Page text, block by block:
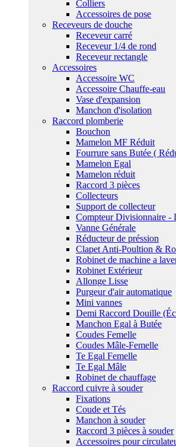
Colliers
Accessoires de pose
Receveurs de douche
Receveur carré
Receveur 1/4 de rond
Receveur rectangle
Accessoires
Accessoire WC
Accessoire Chauffe-eau
Vase d'expansion
Manchon d'isolation
Raccord plomberie
Bouchon
Mamelon MF Réduit
Fourrure sans Butée (
Mamelon Egal
Mamelon réduit
Raccord 3 pièces
Collecteurs
Support de collecteur
Compteur Divisionnaire -
Vanne Générale
Réducteur de préssion
Clapet Anti-Poultion &
Robinet de machine a
Robinet Extérieur
Allonge Lisse
Purgeur d'air automatique
Mini vannes
Demi Raccord Douille
Manchon Egal à Butée
Coudes Femelle
Coudes Mâle-Femelle
Te Egal Femelle
Te Egal Mâle
Robinet de chauffage
Raccord cuivre à souder
Fixations
Coude et Tés
Manchon à souder
Raccord 3 pièces à souder
Accessoires pour